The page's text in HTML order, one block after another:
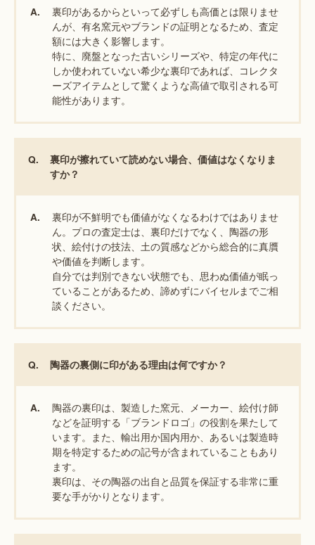
A.
裏印があるからといって必ずしも高価とは限りませ
んが、有名窯元やブランドの証明となるため、査定
額には大きく影響します。
特に、廃盤となった古いシリーズや、特定の年代に
しか使われていない希少な裏印であれば、コレクタ
ーズアイテムとして驚くような高値で取引される可
能性があります。
Q.
裏印が擦れていて読めない場合、価値はなくなりま
すか？
A.
裏印が不鮮明でも価値がなくなるわけではありませ
ん。プロの査定士は、裏印だけでなく、陶器の形
状、絵付けの技法、土の質感などから総合的に真贋
や価値を判断します。
自分では判別できない状態でも、思わぬ価値が眠っ
ていることがあるため、諦めずにバイセルまでご相
談ください。
Q. 陶器の裏側に印がある理由は何ですか？
A.
陶器の裏印は、製造した窯元、メーカー、絵付け師
などを証明する「ブランドロゴ」の役割を果たして
います。また、輸出用か国内用か、あるいは製造時
期を特定するための記号が含まれていることもあり
ます。
裏印は、その陶器の出自と品質を保証する非常に重
要な手がかりとなります。